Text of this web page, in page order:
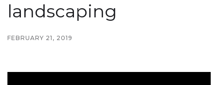
landscaping
FEBRUARY 21, 2019